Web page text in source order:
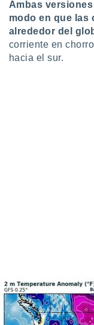
e
mediante
Ambas versiones
modo en que las
alrededor del
corriente en
hacia el sur.